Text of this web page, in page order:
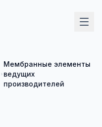
Мембранные элементы
ведущих
производителей